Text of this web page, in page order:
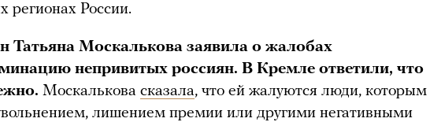
регионах России.
Татьяна Москалькова заявила о жалобах
непривитых россиян. В Кремле ответили, что
Москалькова сказала, что ей жалуются люди, которым
лишением премии или другими негативными